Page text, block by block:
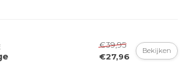
€39,95
€27,96
Bekijken